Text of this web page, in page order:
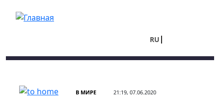
RU
В МИРЕ 21:19, 07.06.2020